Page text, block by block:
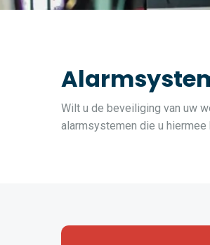
Wilt u de beveiliging van uw
alarmsystemen die u